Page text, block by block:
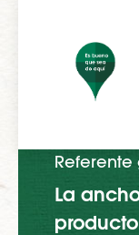
La